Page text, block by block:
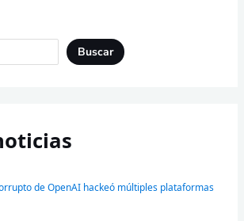
Buscar
de OpenAI hackeó múltiples plataformas